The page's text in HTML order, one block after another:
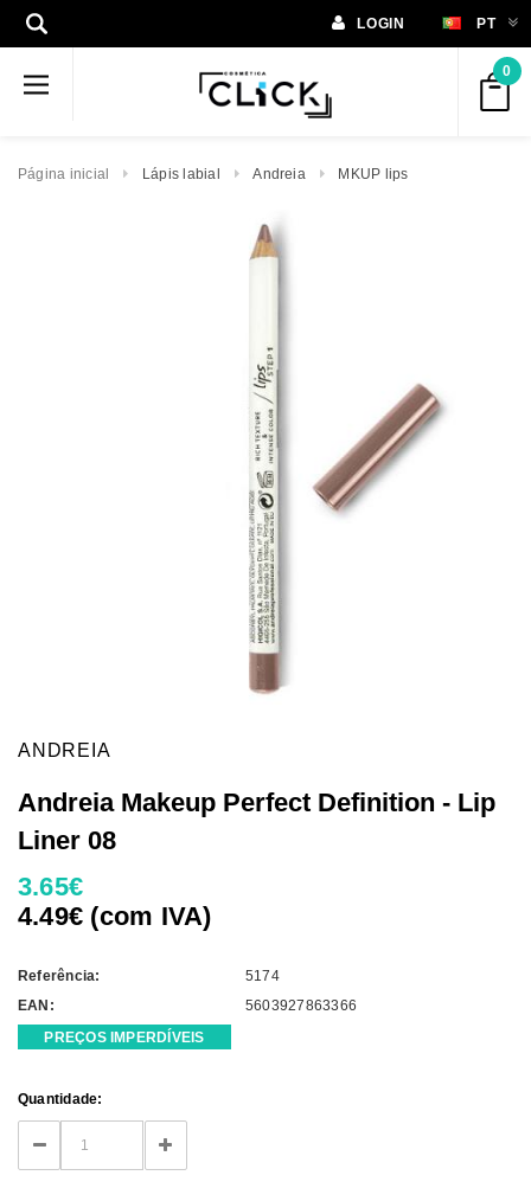
LOGIN PT
0
Página inicial Lápis labial Andreia MKUP lips
ANDREIA
Andreia Makeup Perfect Definition - Lip
Liner 08
3.65€
4.49€ (com IVA)
Referência:
5174
EAN:
5603927863366
PREÇOS IMPERDÍVEIS
Current
Stock:
Quantidade:
DECREASE
QUANTITY:
INCREASE
QUANTITY: